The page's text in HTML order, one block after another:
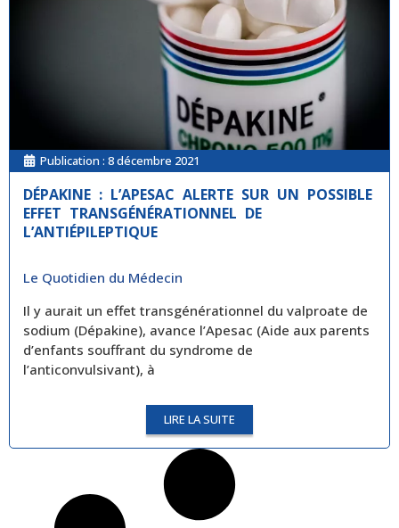
Publication : 8 décembre 2021
DÉPAKINE : L’APESAC ALERTE SUR UN POSSIBLE
EFFET TRANSGÉNÉRATIONNEL DE
L’ANTIÉPILEPTIQUE
Le Quotidien du Médecin
Il y aurait un effet transgénérationnel du valproate de
sodium (Dépakine), avance l’Apesac (Aide aux parents
d’enfants souffrant du syndrome de
l’anticonvulsivant), à
LIRE LA SUITE